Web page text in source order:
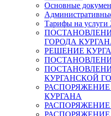
Основные
Тарифы на
ГОРОДА
РЕШЕНИЕ
КУРГАНСКОЙ
КУРГАНА
РАСПОРЯЖЕНИЕ